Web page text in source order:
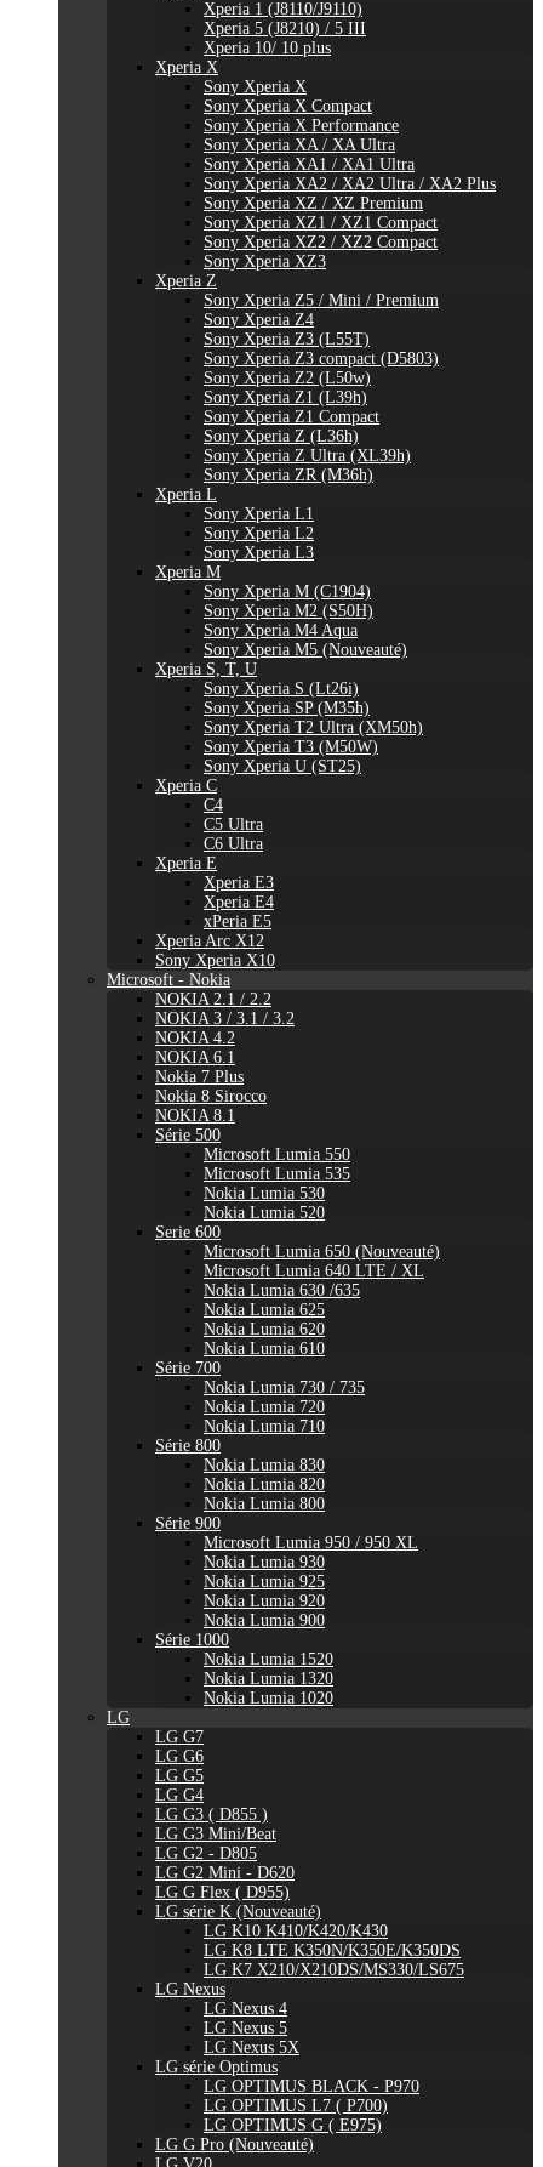
Xperia 1 (J8110/J9110)
Xperia 5 (J8210) / 5 III
Xperia 10/ 10 plus
Xperia X
Sony Xperia X
Sony Xperia X Compact
Sony Xperia X Performance
Sony Xperia XA / XA Ultra
Sony Xperia XA1 / XA1 Ultra
Sony Xperia XA2 / XA2 Ultra / XA2 Plus
Sony Xperia XZ / XZ Premium
Sony Xperia XZ1 / XZ1 Compact
Sony Xperia XZ2 / XZ2 Compact
Sony Xperia XZ3
Xperia Z
Sony Xperia Z5 / Mini / Premium
Sony Xperia Z4
Sony Xperia Z3 (L55T)
Sony Xperia Z3 compact (D5803)
Sony Xperia Z2 (L50w)
Sony Xperia Z1 (L39h)
Sony Xperia Z1 Compact
Sony Xperia Z (L36h)
Sony Xperia Z Ultra (XL39h)
Sony Xperia ZR (M36h)
Xperia L
Sony Xperia L1
Sony Xperia L2
Sony Xperia L3
Xperia M
Sony Xperia M (C1904)
Sony Xperia M2 (S50H)
Sony Xperia M4 Aqua
Sony Xperia M5 (Nouveauté)
Xperia S, T, U
Sony Xperia S (Lt26i)
Sony Xperia SP (M35h)
Sony Xperia T2 Ultra (XM50h)
Sony Xperia T3 (M50W)
Sony Xperia U (ST25)
Xperia C
C4
C5 Ultra
C6 Ultra
Xperia E
Xperia E3
Xperia E4
xPeria E5
Xperia Arc X12
Sony Xperia X10
Microsoft - Nokia
NOKIA 2.1 / 2.2
NOKIA 3 / 3.1 / 3.2
NOKIA 4.2
NOKIA 6.1
Nokia 7 Plus
Nokia 8 Sirocco
NOKIA 8.1
Série 500
Microsoft Lumia 550
Microsoft Lumia 535
Nokia Lumia 530
Nokia Lumia 520
Serie 600
Microsoft Lumia 650 (Nouveauté)
Microsoft Lumia 640 LTE / XL
Nokia Lumia 630 /635
Nokia Lumia 625
Nokia Lumia 620
Nokia Lumia 610
Série 700
Nokia Lumia 730 / 735
Nokia Lumia 720
Nokia Lumia 710
Série 800
Nokia Lumia 830
Nokia Lumia 820
Nokia Lumia 800
Série 900
Microsoft Lumia 950 / 950 XL
Nokia Lumia 930
Nokia Lumia 925
Nokia Lumia 920
Nokia Lumia 900
Série 1000
Nokia Lumia 1520
Nokia Lumia 1320
Nokia Lumia 1020
LG
LG G7
LG G6
LG G5
LG G4
LG G3 ( D855 )
LG G3 Mini/Beat
LG G2 - D805
LG G2 Mini - D620
LG G Flex ( D955)
LG série K (Nouveauté)
LG K10 K410/K420/K430
LG K8 LTE K350N/K350E/K350DS
LG K7 X210/X210DS/MS330/LS675
LG Nexus
LG Nexus 4
LG Nexus 5
LG Nexus 5X
LG série Optimus
LG OPTIMUS BLACK - P970
LG OPTIMUS L7 ( P700)
LG OPTIMUS G ( E975)
LG G Pro (Nouveauté)